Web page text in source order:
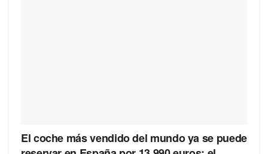
El coche más vendido del mundo ya se puede